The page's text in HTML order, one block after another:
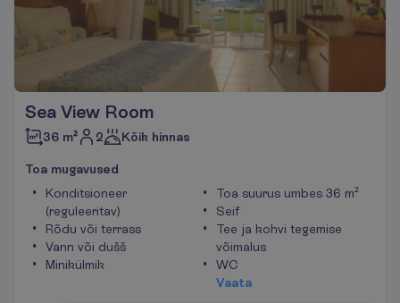
Sea View Room
36 m² 2 Kõik hinnas
Toa mugavused
Konditsioneer
(reguleeritav)
Rõdu või terrass
Vann või dušš
Minikülmik
Toa suurus umbes 36 m²
Seif
Tee ja kohvi tegemise
võimalus
WC
Vaata